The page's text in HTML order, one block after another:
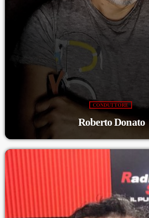
CONDUTTORE
Roberto Donato